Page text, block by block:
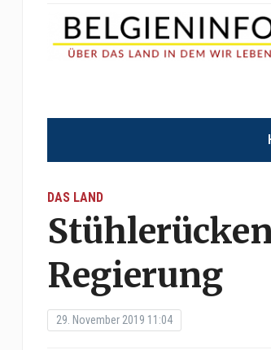
DAS LAND
Regierung
29. November 2019 11:04